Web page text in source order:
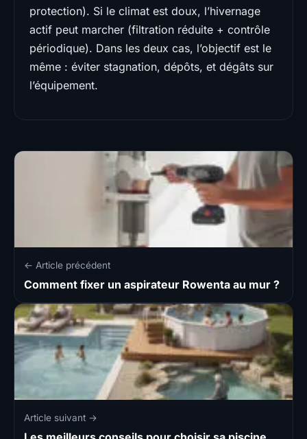
protection). Si le climat est doux, l’hivernage
actif peut marcher (filtration réduite + contrôle
périodique). Dans les deux cas, l’objectif est le
même : éviter stagnation, dépôts, et dégâts sur
l’équipement.
← Article précédent
Comment fixer un aspirateur Rowenta au mur ?
Article suivant →